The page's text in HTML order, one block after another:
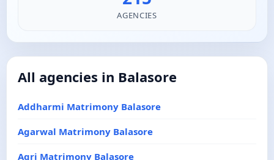
AGENCIES
All agencies in Balasore
Addharmi Matrimony Balasore
Agarwal Matrimony Balasore
Agri Matrimony Balasore